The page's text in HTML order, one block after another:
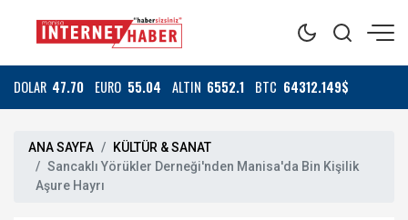
DOLAR 47.70 EURO 55.04 ALTIN 6552.1 BTC 64312.149$
ANA SAYFA
KÜLTÜR & SANAT
Sancaklı Yörükler Derneği'nden Manisa'da Bin Kişilik
Aşure Hayrı